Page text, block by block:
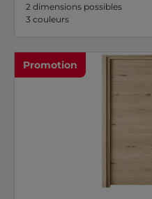
2 dimensions possibles
3 couleurs
Promotion